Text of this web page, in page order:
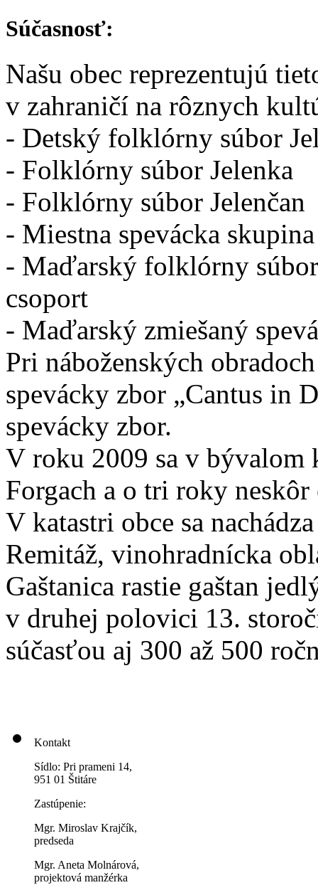
Súčasnosť:
Našu obec reprezentujú
v zahraničí na rôznych
- Detský folklórny súbor
- Folklórny súbor Jelenka
- Folklórny súbor Jelenčan
- Miestna spevácka
- Maďarský folklórny
csoport
- Maďarský zmiešaný
Pri náboženských
spevácky zbor „Cantus in
spevácky zbor.
V roku 2009 sa v
Forgach a o tri roky
V katastri obce sa
Remitáž, vinohradnícka
Gaštanica rastie gaštan
v druhej polovici 13.
súčasťou aj 300 až 500
Kontakt
Sídlo: Pri prameni 14,
951 01 Štitáre
Zastúpenie:
Mgr. Miroslav Krajčík,
predseda
Mgr. Aneta Molnárová,
projektová manžérka